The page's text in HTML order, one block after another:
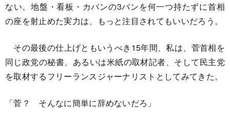
ない。地盤・看板・カバンの3バンを何一つ持たずに首相
の座を射止めた実力は、もっと注目されてもいいだろう。
その最後の仕上げともいうべき15年間、私は、菅首相を
同じ政党の秘書、あるいは米紙の取材記者、そして民主党
を取材するフリーランスジャーナリストとしてみてきた。
「菅？ そんなに簡単に辞めないだろ」